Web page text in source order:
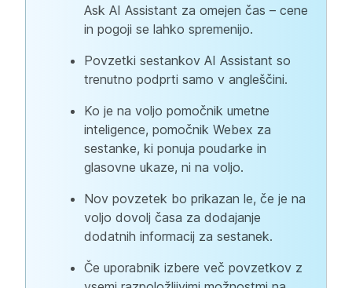
Ask AI Assistant za omejen čas – cene
in pogoji se lahko spremenijo.
Povzetki sestankov AI Assistant so
trenutno podprti samo v angleščini.
Ko je na voljo pomočnik umetne
inteligence, pomočnik Webex za
sestanke, ki ponuja poudarke in
glasovne ukaze, ni na voljo.
Nov povzetek bo prikazan le, če je na
voljo dovolj časa za dodajanje
dodatnih informacij za sestanek.
Če uporabnik izbere več povzetkov z